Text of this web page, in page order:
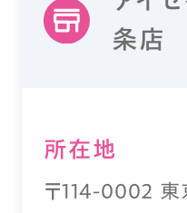
条店
所在地
〒114-0002 東